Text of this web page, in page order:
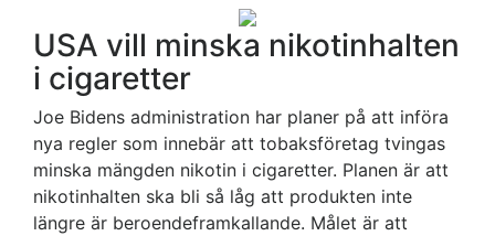
USA vill minska nikotinhalten
i cigaretter
Joe Bidens administration har planer på att införa
nya regler som innebär att tobaksföretag tvingas
minska mängden nikotin i cigaretter. Planen är att
nikotinhalten ska bli så låg att produkten inte
längre är beroendeframkallande. Målet är att